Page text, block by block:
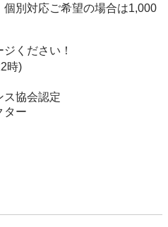
別対応ご希望の場合は1,000
ください！
時)
ス協会認定
ター